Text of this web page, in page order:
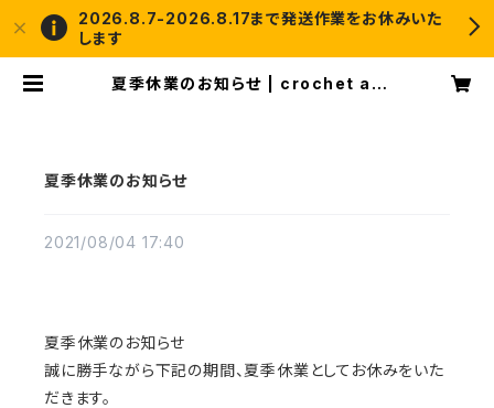
2026.8.7-2026.8.17まで発送作業をお休みいた
します
夏季休業のお知らせ | crochet an
夏季休業のお知らせ
2021/08/04 17:40
夏季休業のお知らせ
誠に勝手ながら下記の期間、夏季休業としてお休みをいた
だきます。